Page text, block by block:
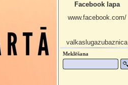
Facebook lapa
www.facebook.com/
valkaslugazubaznica
Meklēšana